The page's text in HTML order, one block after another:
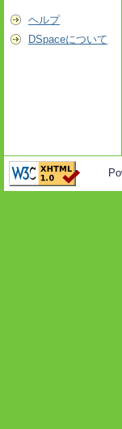
ヘルプ
DSpaceについて